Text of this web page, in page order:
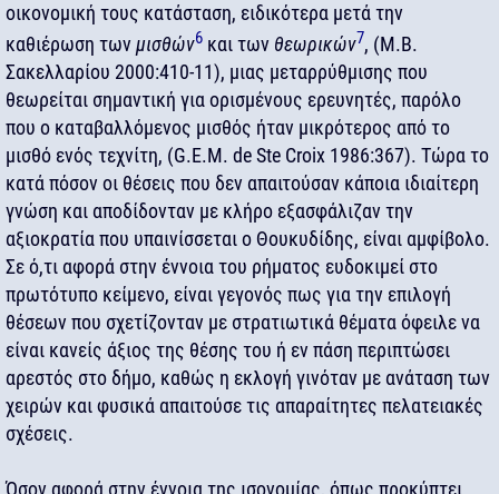
οικονομική τους κατάσταση, ειδικότερα μετά την
καθιέρωση τωνμισθών6 και των θεωρικών7, (Μ.Β.
Σακελλαρίου 2000:410-11), μιας μεταρρύθμισης που
θεωρείται σημαντική για ορισμένους ερευνητές, παρόλο
που ο καταβαλλόμενος μισθός ήταν μικρότερος από το
μισθό ενός τεχνίτη, (G.E.M. de Ste Croix 1986:367). Τώρα το
κατά πόσον οι θέσεις που δεν απαιτούσαν κάποια ιδιαίτερη
γνώση και αποδίδονταν με κλήρο εξασφάλιζαν την
αξιοκρατία που υπαινίσσεται ο Θουκυδίδης, είναι αμφίβολο.
Σε ό,τι αφορά στην έννοια του ρήματος ευδοκιμεί στο
πρωτότυπο κείμενο, είναι γεγονός πως για την επιλογή
θέσεων που σχετίζονταν με στρατιωτικά θέματα όφειλε να
είναι κανείς άξιος της θέσης του ή εν πάση περιπτώσει
αρεστός στο δήμο, καθώς η εκλογή γινόταν με ανάταση των
χειρών και φυσικά απαιτούσε τις απαραίτητες πελατειακές
σχέσεις.
Όσον αφορά στην έννοια της ισονομίας, όπως προκύπτει